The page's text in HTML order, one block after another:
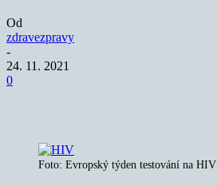
Od
zdravezpravy
-
24. 11. 2021
0
Foto: Evropský týden testování na HIV